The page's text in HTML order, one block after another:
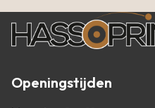
Dit
heeft
meerdere
Openingstijden